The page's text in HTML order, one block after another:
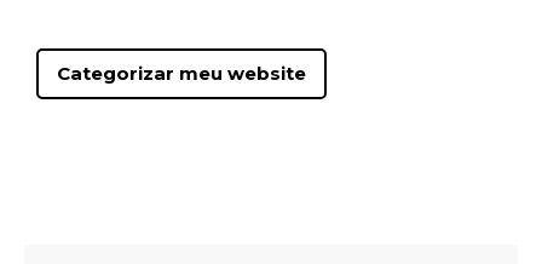
Categorizar meu website